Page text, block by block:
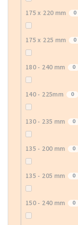
175 x 220 mm 0
175 x 225 mm 0
180 - 240 mm 0
140 - 225mm 0
130 - 235 mm 0
135 - 200 mm 0
135 - 205 mm 0
150 - 240 mm 0